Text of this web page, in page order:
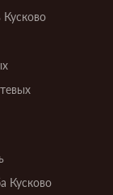
Кусково